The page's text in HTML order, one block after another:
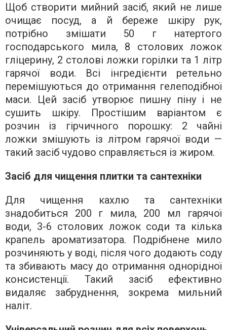
Щоб створити мийний засіб, який не лише
очищає посуд, а й береже шкіру рук,
потрібно змішати 50 г натертого
господарського мила, 8 столових ложок
гліцерину, 2 столові ложки горілки та 1 літр
гарячої води. Всі інгредієнти ретельно
перемішуються до отримання гелеподібної
маси. Цей засіб утворює пишну піну і не
сушить шкіру. Простішим варіантом є
розчин із гірчичного порошку: 2 чайні
ложки змішують із літром гарячої води —
такий засіб чудово справляється із жиром.
Засіб для чищення плитки та сантехніки
Для чищення кахлю та сантехніки
знадобиться 200 г мила, 200 мл гарячої
води, 3-6 столових ложок соди та кілька
крапель ароматизатора. Подрібнене мило
розчиняють у воді, після чого додають соду
та збивають масу до отримання однорідної
консистенції. Такий засіб ефективно
видаляє забруднення, зокрема мильний
наліт.